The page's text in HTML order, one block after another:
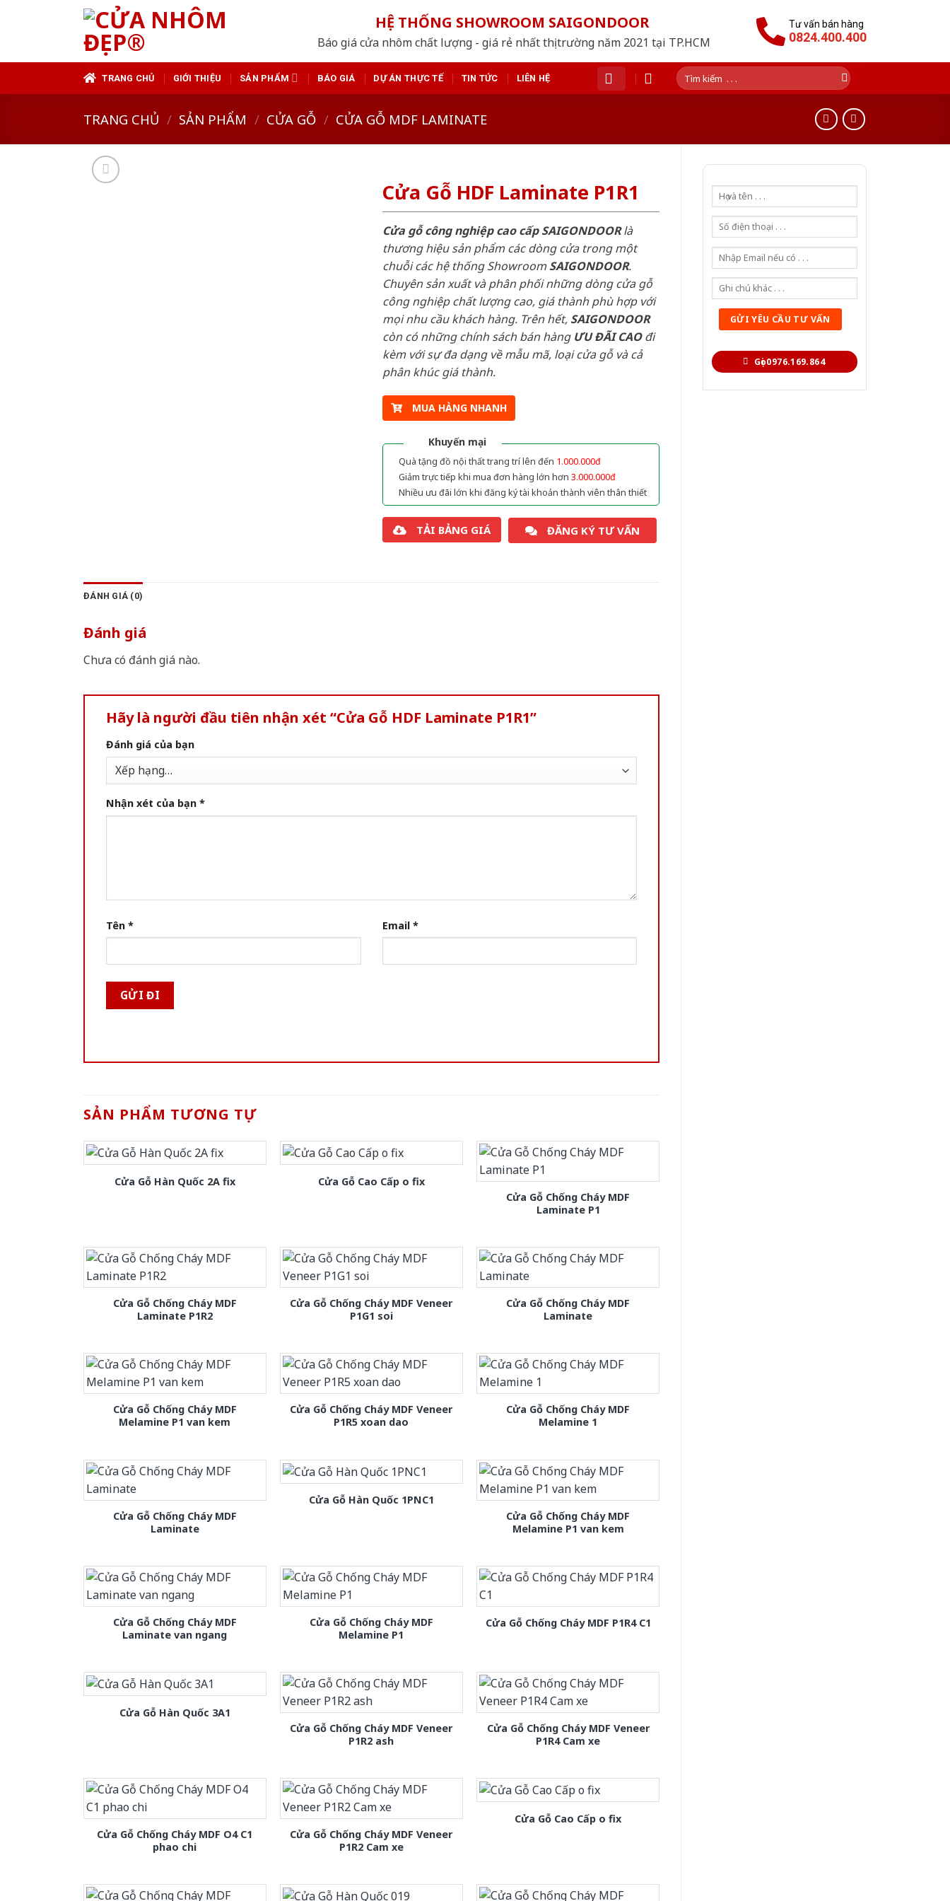
HỆ THỐNG SHOWROOM SAIGONDOOR
Báo giá cửa nhôm chất lượng - giá rẻ nhất thị trường năm 2021 tại TP.HCM
Tư vấn bán hàng
0824.400.400
TRANG CHỦ GIỚI THIỆU SẢN PHẨM BÁO GIÁ DỰ ÁN THỰC TẾ TIN TỨC LIÊN HỆ
Tìm
kiếm:
TRANG CHỦ / SẢN PHẨM / CỬA GỖ / CỬA GỖ MDF LAMINATE
Gọi 0976.169.864
Cửa Gỗ HDF Laminate P1R1
Cửa gỗ công nghiệp cao cấp SAIGONDOORlà
thương hiệu sản phẩm các dòng cửa trong một
chuỗi các hệ thống ShowroomSAIGONDOOR.
Chuyên sản xuất và phân phối những dòng cửa gỗ
công nghiệp chất lượng cao, giá thành phù hợp với
mọi nhu cầu khách hàng. Trên hết, SAIGONDOOR
còn có những chính sách bán hàng ƯU ĐÃI CAOđi
kèm với sự đa dạng về mẫu mã, loại cửa gỗ và cả
phân khúc giá thành.
MUA HÀNG NHANH
Khuyến mại
Quà tặng đồ nội thất trang trí lên đến 1.000.000đ
Giảm trực tiếp khi mua đơn hàng lớn hơn 3.000.000đ
Nhiều ưu đãi lớn khi đăng ký tài khoản thành viên thân thiết
TẢI BẢNG GIÁ ĐĂNG KÝ TƯ VẤN
ĐÁNH GIÁ (0)
Đánh giá
Chưa có đánh giá nào.
Hãy là người đầu tiên nhận xét “Cửa Gỗ HDF Laminate P1R1”
Đánh giá của bạn
Nhận xét của bạn *
Tên * Email *
SẢN PHẨM TƯƠNG TỰ
Cửa Gỗ Hàn Quốc 2A fix
Cửa Gỗ Cao Cấp o fix
Cửa Gỗ Chống Cháy MDF
Laminate P1
Cửa Gỗ Chống Cháy MDF
Laminate P1R2
Cửa Gỗ Chống Cháy MDF Veneer
P1G1 soi
Cửa Gỗ Chống Cháy MDF
Laminate
Cửa Gỗ Chống Cháy MDF
Melamine P1 van kem
Cửa Gỗ Chống Cháy MDF Veneer
P1R5 xoan dao
Cửa Gỗ Chống Cháy MDF
Melamine 1
Cửa Gỗ Chống Cháy MDF
Laminate
Cửa Gỗ Hàn Quốc 1PNC1
Cửa Gỗ Chống Cháy MDF
Melamine P1 van kem
Cửa Gỗ Chống Cháy MDF
Laminate van ngang
Cửa Gỗ Chống Cháy MDF
Melamine P1
Cửa Gỗ Chống Cháy MDF P1R4 C1
Cửa Gỗ Hàn Quốc 3A1
Cửa Gỗ Chống Cháy MDF Veneer
P1R2 ash
Cửa Gỗ Chống Cháy MDF Veneer
P1R4 Cam xe
Cửa Gỗ Chống Cháy MDF O4 C1
phao chi
Cửa Gỗ Chống Cháy MDF Veneer
P1R2 Cam xe
Cửa Gỗ Cao Cấp o fix